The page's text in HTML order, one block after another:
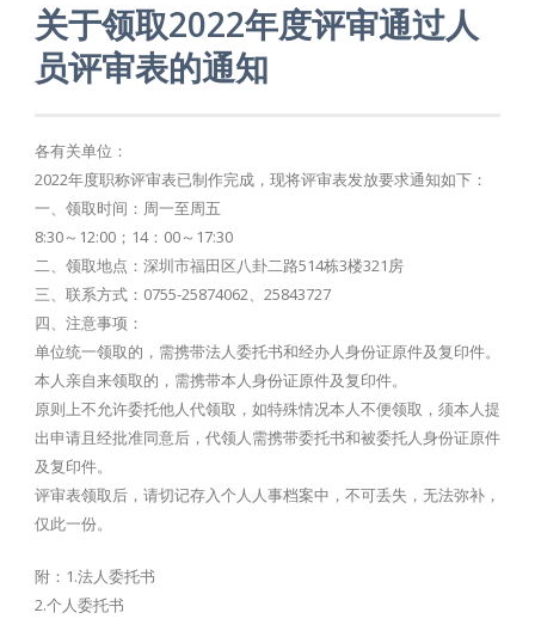
关于领取2022年度评审通过人
员评审表的通知
各有关单位：
2022年度职称评审表已制作完成，现将评审表发放要求通知如下：
一、领取时间：周一至周五
8:30～12:00；14：00～17:30
二、领取地点：深圳市福田区八卦二路514栋3楼321房
三、联系方式：0755-25874062、25843727
四、注意事项：
单位统一领取的，需携带法人委托书和经办人身份证原件及复印件。
本人亲自来领取的，需携带本人身份证原件及复印件。
原则上不允许委托他人代领取，如特殊情况本人不便领取，须本人提
出申请且经批准同意后，代领人需携带委托书和被委托人身份证原件
及复印件。
评审表领取后，请切记存入个人人事档案中，不可丢失，无法弥补，
仅此一份。
附：1.法人委托书
2.个人委托书